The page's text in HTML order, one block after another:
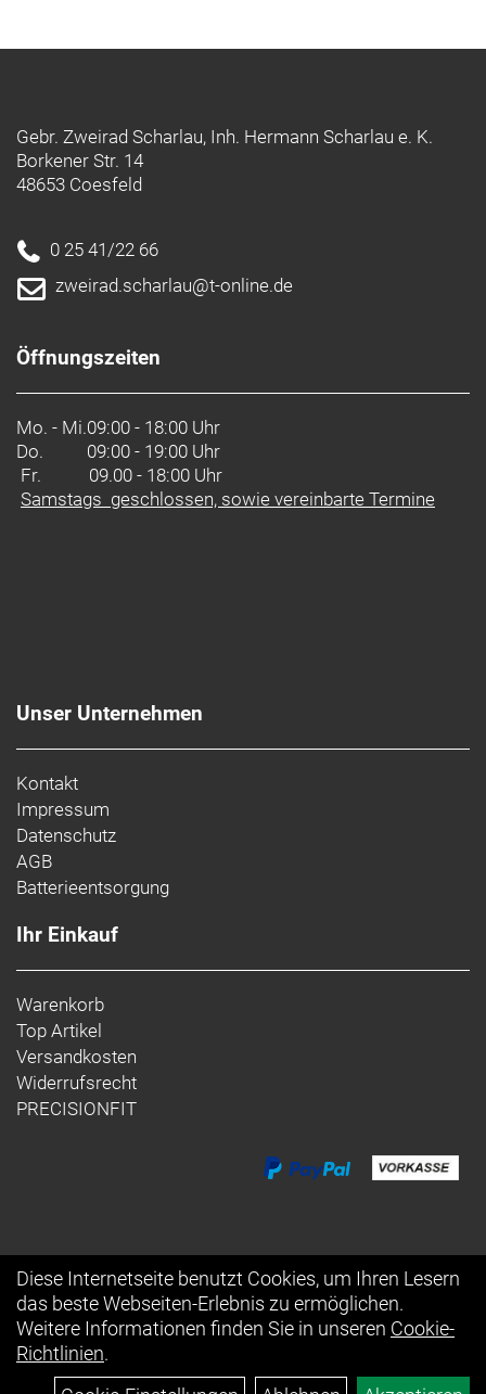
Gebr. Zweirad Scharlau, Inh. Hermann Scharlau e. K.
Borkener Str. 14
48653 Coesfeld
0 25 41/22 66
zweirad.scharlau@t-online.de
Öffnungszeiten
Mo. - Mi.09:00 - 18:00 Uhr
Do.
09:00 - 19:00 Uhr
Fr. 09.00 - 18:00 Uhr
Samstags geschlossen, sowie vereinbarte Termine
Unser Unternehmen
Kontakt
Impressum
Datenschutz
AGB
Batterieentsorgung
Ihr Einkauf
Warenkorb
Top Artikel
Versandkosten
Widerrufsrecht
PRECISIONFIT
Diese Internetseite benutzt Cookies, um Ihren Lesern
das beste Webseiten-Erlebnis zu ermöglichen.
Weitere Informationen finden Sie in unseren Cookie-
Richtlinien.
Auftrag widerrufen